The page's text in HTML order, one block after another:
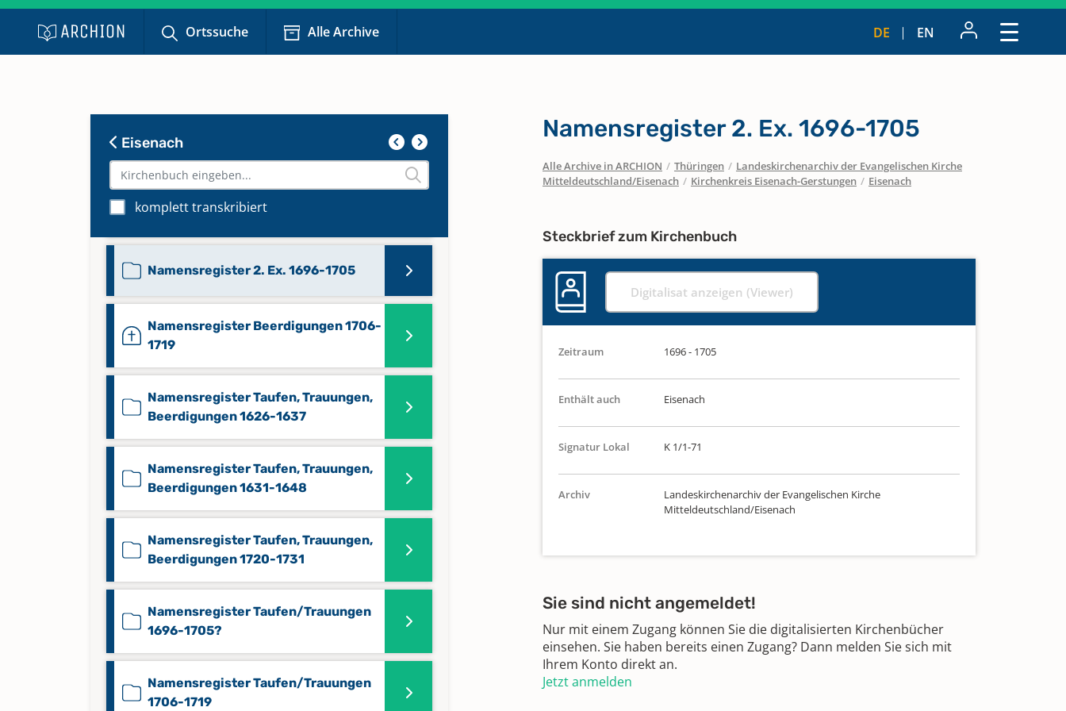
Ortssuche Alle Archive DE EN
Eisenach
komplett transkribiert
Namensregister 1649-1670
Namensregister 1684-1695
1742
Namensregister 2. Ex. 1696-1705
Namensregister Beerdigungen 1706-
1719
Namensregister Taufen, Trauungen,
Beerdigungen 1626-1637
Namensregister Taufen, Trauungen,
Beerdigungen 1631-1648
Namensregister Taufen, Trauungen,
Beerdigungen 1720-1731
Namensregister Taufen/Trauungen
1696-1705?
Namensregister Taufen/Trauungen
1706-1719
Namensregister 2. Ex. 1696-1705
Alle Archive in ARCHION / Thüringen / Landeskirchenarchiv der Evangelischen Kirche
Mitteldeutschland/Eisenach / Kirchenkreis Eisenach-Gerstungen / Eisenach
Steckbrief zum Kirchenbuch
Digitalisat anzeigen (Viewer)
Zeitraum 1696 - 1705
Enthält auch Eisenach
Signatur Lokal K 1/1-71
Archiv
Landeskirchenarchiv der Evangelischen Kirche
Mitteldeutschland/Eisenach
Sie sind nicht angemeldet!
Nur mit einem Zugang können Sie die digitalisierten Kirchenbücher
einsehen. Sie haben bereits einen Zugang? Dann melden Sie sich mit
Ihrem Konto direkt an.
Jetzt anmelden